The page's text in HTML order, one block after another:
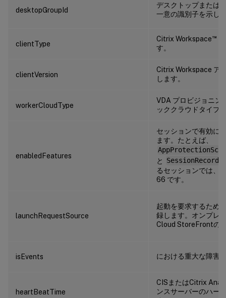
desktopGroupId
デスクトップまたは
一意の識別子を示し
clientType
Citrix Workspace™
す。
clientVersion
Citrix Workspace ア
します。
workerCloudType
VDA プロビジョニン
ッククラウドタイプ
enabledFeatures
セッションで有効に
ます。たとえば、
と
るセッションでは、
66 です。
launchRequestSource
起動を要求するため
録します。オンプレ
Cloud StoreFrontの
isEvents における重大な障害
heartBeatTime
CISまたはCitrix
ンスサーバーのハー